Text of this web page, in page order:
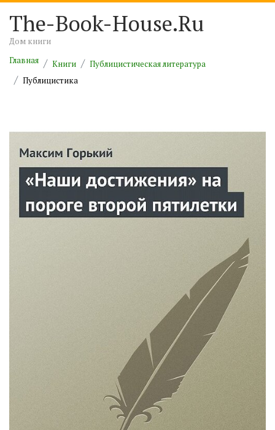
The-Book-House.Ru
Дом книги
Главная
Книги
Публицистическая литература
Публицистика